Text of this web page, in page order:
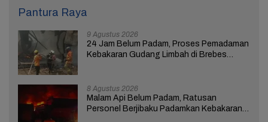
Pantura Raya
9 Agustus 2026
24 Jam Belum Padam, Proses Pemadaman
Kebakaran Gudang Limbah di Brebes
8 Agustus 2026
Malam Api Belum Padam, Ratusan
Personel Berjibaku Padamkan Kebakaran